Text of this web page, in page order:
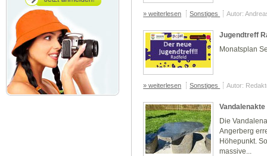
» weiterlesen Sonstiges Autor:
Jugendtreff
Monatsplan
» weiterlesen Sonstiges Autor:
Die
Angerberg
Höhepunkt.
massive...